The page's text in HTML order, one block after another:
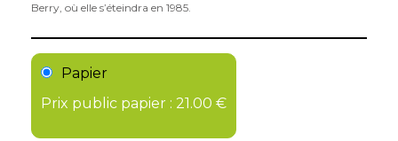
Berry, où elle s’éteindra en 1985.
Papier
Prix public papier : 21.00 €